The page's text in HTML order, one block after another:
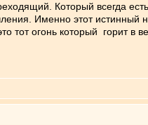
Который всегда
Именно этот истинный
тот огонь который горит в